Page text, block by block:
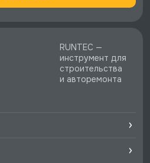
RUNTEC —
инструмент для
строительства
и авторемонта